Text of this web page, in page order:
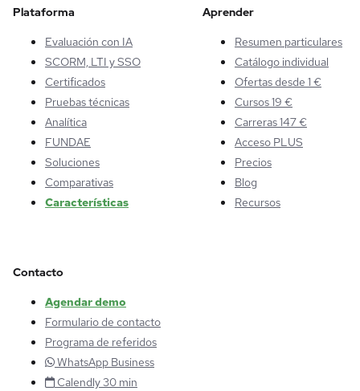
Plataforma
Evaluación con IA
SCORM, LTI y SSO
Certificados
Pruebas técnicas
Analítica
FUNDAE
Soluciones
Comparativas
Características
Aprender
Resumen particulares
Catálogo individual
Ofertas desde 1 €
Cursos 19 €
Carreras 147 €
Acceso PLUS
Precios
Blog
Recursos
Contacto
Agendar demo
Formulario de contacto
Programa de referidos
WhatsApp Business
Calendly 30 min